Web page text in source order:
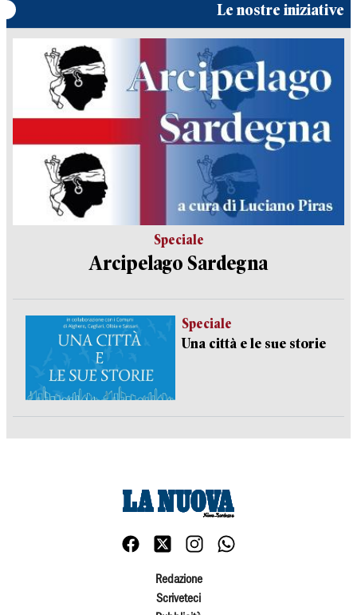
Le nostre iniziative
Speciale
Arcipelago Sardegna
Speciale
Una città e le sue storie
Redazione
Scriveteci